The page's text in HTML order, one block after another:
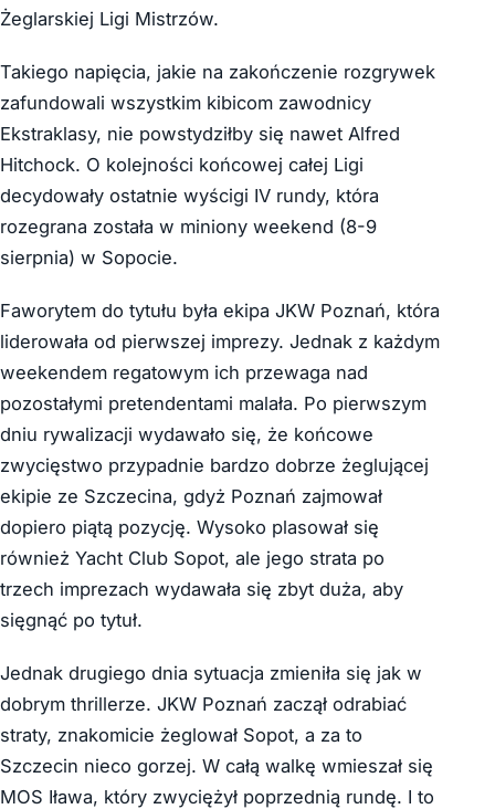
Żeglarskiej Ligi Mistrzów.
Takiego napięcia, jakie na zakończenie rozgrywek
zafundowali wszystkim kibicom zawodnicy
Ekstraklasy, nie powstydziłby się nawet Alfred
Hitchock. O kolejności końcowej całej Ligi
decydowały ostatnie wyścigi IV rundy, która
rozegrana została w miniony weekend (8-9
sierpnia) w Sopocie.
Faworytem do tytułu była ekipa JKW Poznań, która
liderowała od pierwszej imprezy. Jednak z każdym
weekendem regatowym ich przewaga nad
pozostałymi pretendentami malała. Po pierwszym
dniu rywalizacji wydawało się, że końcowe
zwycięstwo przypadnie bardzo dobrze żeglującej
ekipie ze Szczecina, gdyż Poznań zajmował
dopiero piątą pozycję. Wysoko plasował się
również Yacht Club Sopot, ale jego strata po
trzech imprezach wydawała się zbyt duża, aby
sięgnąć po tytuł.
Jednak drugiego dnia sytuacja zmieniła się jak w
dobrym thrillerze. JKW Poznań zaczął odrabiać
straty, znakomicie żeglował Sopot, a za to
Szczecin nieco gorzej. W całą walkę wmieszał się
MOS Iława, który zwyciężył poprzednią rundę. I to